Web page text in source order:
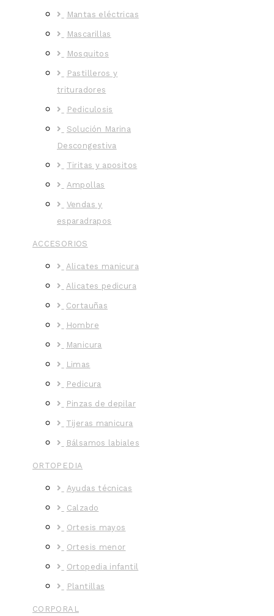
Mantas eléctricas
Mascarillas
Mosquitos
Pastilleros y
trituradores
Pediculosis
Solución Marina
Descongestiva
Tiritas y apositos
Ampollas
Vendas y
esparadrapos
ACCESORIOS
Alicates manicura
Alicates pedicura
Cortauñas
Hombre
Manicura
Limas
Pedicura
Pinzas de depilar
Tijeras manicura
Bálsamos labiales
ORTOPEDIA
Ayudas técnicas
Calzado
Ortesis mayos
Ortesis menor
Ortopedia infantil
Plantillas
CORPORAL